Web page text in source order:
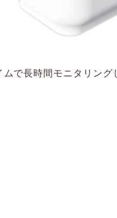
で長時間モニタリング